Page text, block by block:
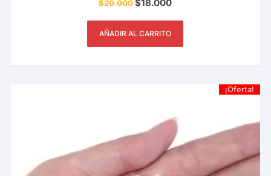
Deportiva, Rio, Lago, Mar.
$20.000$18.000
AÑADIR AL CARRITO
¡Oferta!